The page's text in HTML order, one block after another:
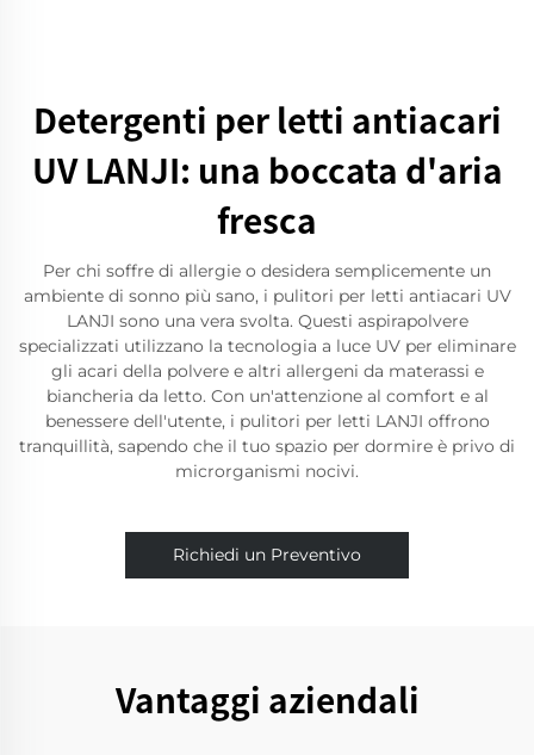
Detergenti per letti antiacari
UV LANJI: una boccata d'aria
fresca
Per chi soffre di allergie o desidera semplicemente un
ambiente di sonno più sano, i pulitori per letti antiacari UV
LANJI sono una vera svolta. Questi aspirapolvere
specializzati utilizzano la tecnologia a luce UV per eliminare
gli acari della polvere e altri allergeni da materassi e
biancheria da letto. Con un'attenzione al comfort e al
benessere dell'utente, i pulitori per letti LANJI offrono
tranquillità, sapendo che il tuo spazio per dormire è privo di
microrganismi nocivi.
Richiedi un Preventivo
Vantaggi aziendali